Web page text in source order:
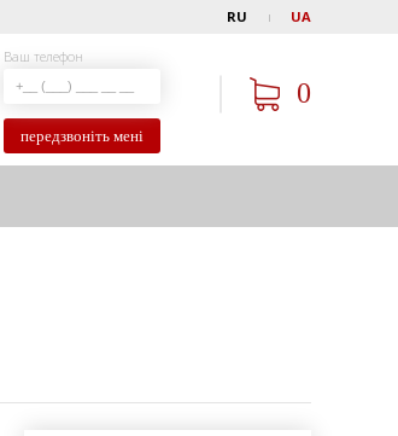
RU UA
Ваш телефон
передзвоніть мені
0